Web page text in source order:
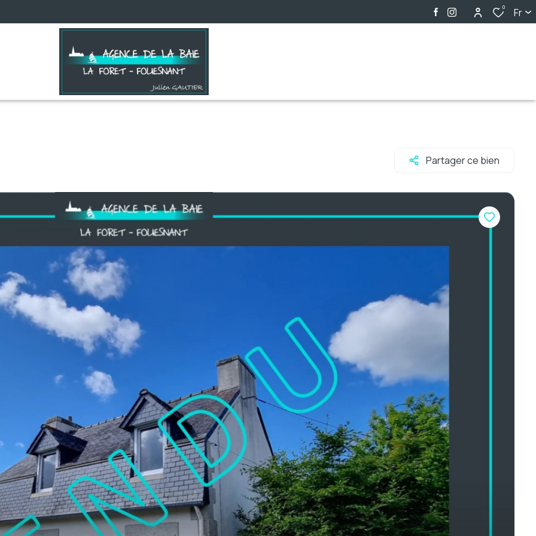
0 Fr
Partager ce bien